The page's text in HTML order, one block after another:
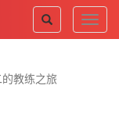
教练之旅